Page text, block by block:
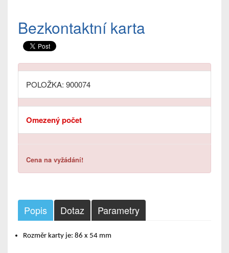
Bezkontaktní karta
POLOŽKA: 900074
Omezený počet
Cena na vyžádání!
Popis Dotaz Parametry
Rozměr karty je: 86 x 54 mm